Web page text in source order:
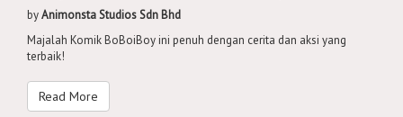
byAnimonsta Studios Sdn Bhd
Majalah Komik BoBoiBoy ini penuh dengan cerita dan aksi yang
terbaik!
Read More